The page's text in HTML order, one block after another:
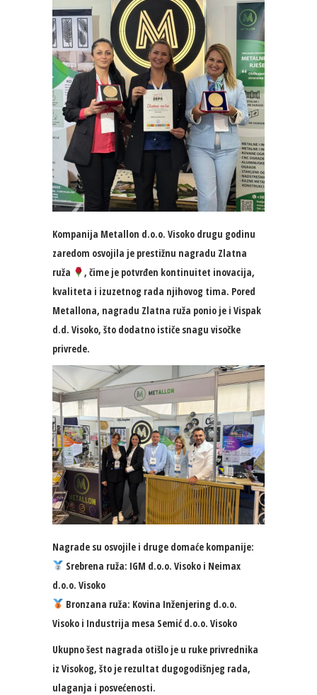
Kompanija Metallon d.o.o. Visoko drugu godinu
zaredom osvojila je prestižnu nagradu Zlatna
ruža
, čime je potvrđen kontinuitet inovacija,
kvaliteta i izuzetnog rada njihovog tima. Pored
Metallona, nagradu Zlatna ruža ponio je i Vispak
d.d. Visoko, što dodatno ističe snagu visočke
privrede.
Nagrade su osvojile i druge domaće kompanije:
Srebrena ruža: IGM d.o.o. Visoko i Neimax
d.o.o. Visoko
Bronzana ruža: Kovina Inženjering d.o.o.
Visoko i Industrija mesa Semić d.o.o. Visoko
Ukupno šest nagrada otišlo je u ruke privrednika
iz Visokog, što je rezultat dugogodišnjeg rada,
ulaganja i posvećenosti.